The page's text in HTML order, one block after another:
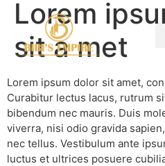
Lorem
sit a met
Lorem ipsum dolor sit amet,
Curabitur lectus lacus, rutrum
bibendum nec mauris. Duis
viverra, nisi odio gravida
nec tellus. Vestibulum ante
luctus et ultrices posuere